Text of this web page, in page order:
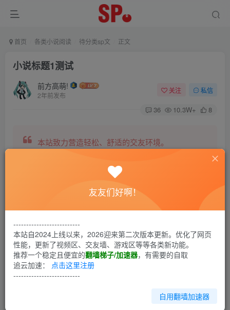
首页 各类小说阅读 待分类sp文 正文
小说标题1测试
前方高萌!
2年前发布
关注 私信
36 10.3W+ 8
本站致力营造轻松、舒适的交友环境。
另有小说阅读站点，网罗包括训诫文、腐文在内的
第一节
小说正文1
友友们好啊！
--------------------------
本站自2024上线以来，2026迎来第二次版本更新。优化了网页
性能，更新了视频区、交友墙、游戏区等等各类新功能。
推荐一个稳定且便宜的翻墙梯子/加速器，有需要的自取
追云加速： 点击这里注册
--------------------------
自用翻墙加速器